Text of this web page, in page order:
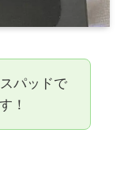
パッドで
！